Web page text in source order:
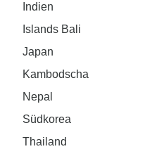
Indien
Islands Bali
Japan
Kambodscha
Nepal
Südkorea
Thailand